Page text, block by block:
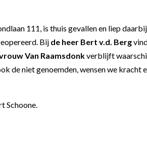
111, is thuis gevallen en liep
Bij de heer Bert v.d. Berg
Van Raamsdonkverblijft
de niet genoemden, wensen we kracht
Schoone.